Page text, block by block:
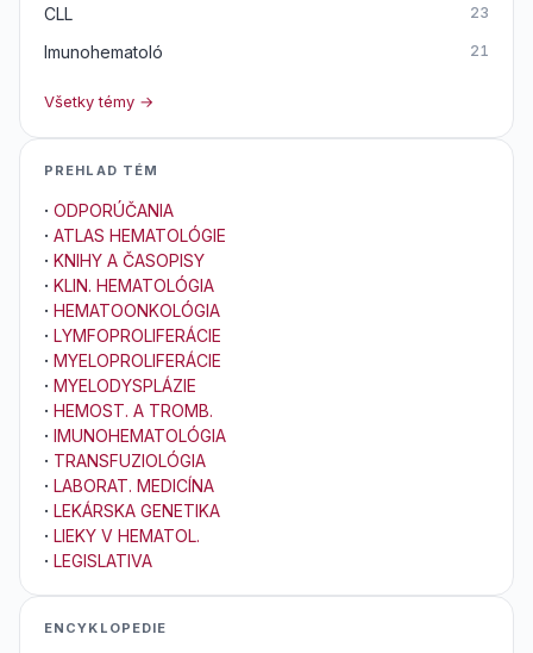
CLL 23
Imunohematoló 21
Všetky témy →
PREHLAD TÉM
· ODPORÚČANIA
· ATLAS HEMATOLÓGIE
· KNIHY A ČASOPISY
· KLIN. HEMATOLÓGIA
· HEMATOONKOLÓGIA
· LYMFOPROLIFERÁCIE
· MYELOPROLIFERÁCIE
· MYELODYSPLÁZIE
· HEMOST. A TROMB.
· IMUNOHEMATOLÓGIA
· TRANSFUZIOLÓGIA
· LABORAT. MEDICÍNA
· LEKÁRSKA GENETIKA
· LIEKY V HEMATOL.
· LEGISLATIVA
ENCYKLOPEDIE